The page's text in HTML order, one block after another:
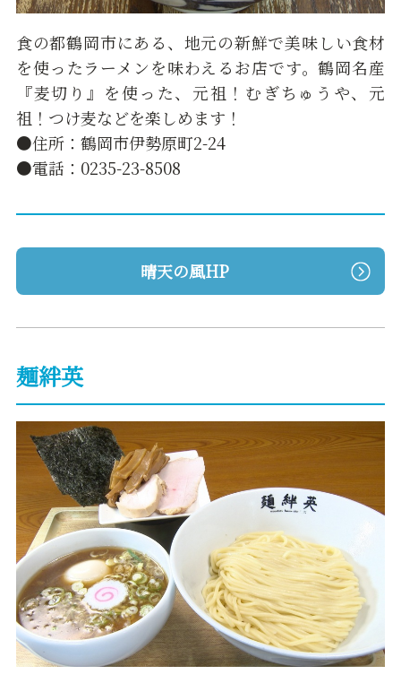
食の都鶴岡市にある、地元の新鮮で美味しい食材
を使ったラーメンを味わえるお店です。鶴岡名産
『麦切り』を使った、元祖！むぎちゅうや、元
祖！つけ麦などを楽しめます！
●住所：鶴岡市伊勢原町2-24
●電話：0235-23-8508
晴天の風HP
麺絆英